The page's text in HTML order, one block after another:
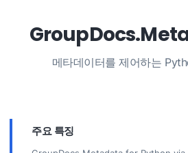
메타데이터를 제어하는
주요 특징